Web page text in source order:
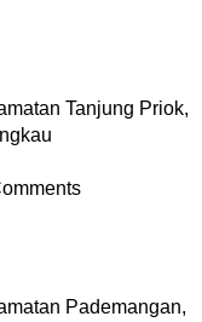
Tanjung Priok,
Pademangan,